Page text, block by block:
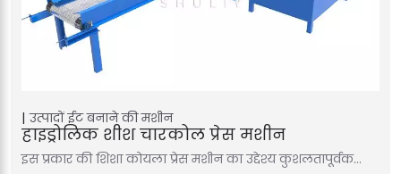
उत्पादों ईट बनाने की मशीन
हाइड्रोलिक शीश चारकोल प्रेस मशीन
इस प्रकार की शिशा कोयला प्रेस मशीन का उद्देश्य कुशलतापूर्वक…